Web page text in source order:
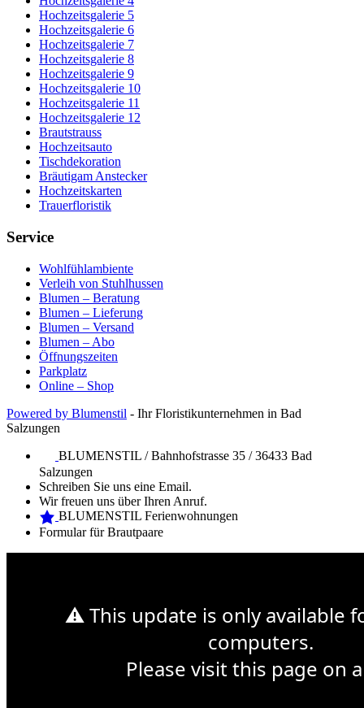
Hochzeitsgalerie 5
Hochzeitsgalerie 6
Hochzeitsgalerie 7
Hochzeitsgalerie 8
Hochzeitsgalerie 9
Hochzeitsgalerie 10
Hochzeitsgalerie 11
Hochzeitsgalerie 12
Brautstrauss
Hochzeitsauto
Tischdekoration
Bräutigam Anstecker
Hochzeitskarten
Trauerfloristik
Service
Wohlfühlambiente
Verleih von Stuhlhussen
Blumen – Beratung
Blumen – Lieferung
Blumen – Versand
Blumen – Abo
Öffnungszeiten
Parkplatz
Online – Shop
Powered by Blumenstil - Ihr Floristikunternehmen in Bad
Salzungen
BLUMENSTIL / Bahnhofstrasse 35 / 36433 Bad
Salzungen
Schreiben Sie uns eine Email.
Wir freuen uns über Ihren Anruf.
BLUMENSTIL Ferienwohnungen
Formular für Brautpaare
⚠ This update is only available
computers.
Please visit this page on a
Sonntag 14. Mai ist Muttertag